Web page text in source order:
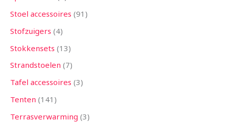
Stoel accessoires 91
Stofzuigers 4
Stokkensets 13
Strandstoelen 7
Tafel accessoires 3
Tenten 141
Terrasverwarming 3